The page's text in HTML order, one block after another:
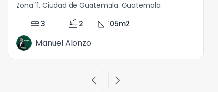
Zona 11, Ciudad de Guatemala. Guatemala
bed3 bathtub 2 square_foot 105m2
Manuel Alonzo
chevron_left chevron_right